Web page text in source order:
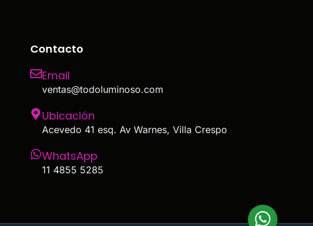
Contacto
Email
ventas@todoluminoso.com
Ubicación
Acevedo 41 esq. Av Warnes, Villa Crespo
WhatsApp
11 4855 5285